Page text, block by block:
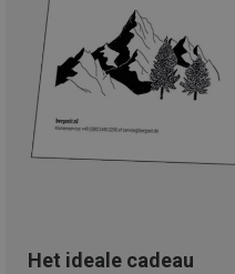
Het ideale cadeau